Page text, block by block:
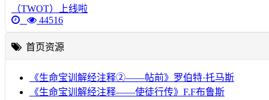
（TWOT）上线啦
44516
首页资源
《生命宝训解经注释②——帖前》罗伯特·托马斯
《生命宝训解经注释——使徒行传》F.F布鲁斯